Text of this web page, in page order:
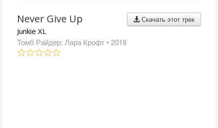
Скачать этот трек
Never Give Up
Junkie XL
Томб Райдер: Лара Крофт • 2018